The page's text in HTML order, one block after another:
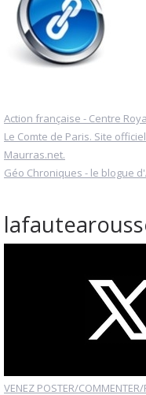
Action française - Centre
Le Comte de Paris. Site
Maurras.net.
Géo Chroniques - le blogue
VENEZ POSTER/